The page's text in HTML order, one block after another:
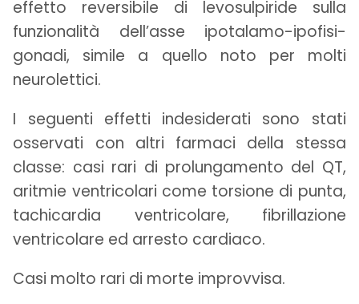
effetto reversibile di levosulpiride sulla
funzionalità dell’asse ipotalamo-ipofisi-
gonadi, simile a quello noto per molti
neurolettici.
I seguenti effetti indesiderati sono stati
osservati con altri farmaci della stessa
classe: casi rari di prolungamento del QT,
aritmie ventricolari come torsione di punta,
tachicardia ventricolare, fibrillazione
ventricolare ed arresto cardiaco.
Casi molto rari di morte improvvisa.